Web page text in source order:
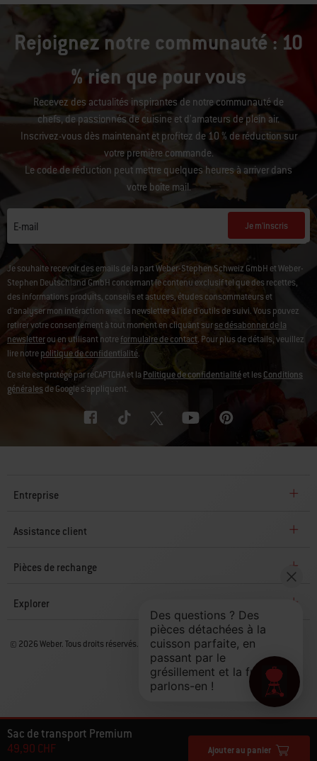
Sac de transport Premium
49,90 CHF
Ajouter au panier
Rejoignez notre communauté : 10
% rien que pour vous
Recevez des actualités inspirantes de notre communauté de
chefs, de passionnés de cuisine et d’amateurs de plein air.
Inscrivez-vous dès maintenant et profitez de 10 % de réduction sur
votre première commande.
Le code de réduction peut mettre quelques heures à arriver dans
votre boîte mail.
E-mail Je m'inscris
Je souhaite recevoir des emails de la part Weber-Stephen Schweiz GmbH et Weber-
Stephen Deutschland GmbH concernant le contenu exclusif tel que des recettes,
des informations produits, conseils et astuces, études consommateurs et
d'analyser mon intéraction avec la newsletter à l'ide d'outils de suivi. Vous pouvez
retirer votre consentement à tout moment en cliquant surse désabonner de la
newsletterou en utilisant notreformulaire de contact. Pour plus de détails, veuillez
lire notrepolitique de confidentialité.
Ce site est protégé par reCAPTCHA et la Politique de confidentialitéet lesConditions
généralesde Google s’appliquent.
Entreprise
Assistance client
Pièces de rechange
Explorer
© 2026 Weber. Tous droits réservés.